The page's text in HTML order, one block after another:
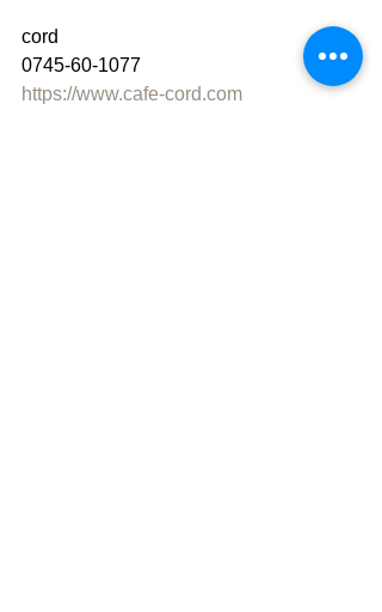
cord
0745-60-1077
https://www.cafe-cord.com